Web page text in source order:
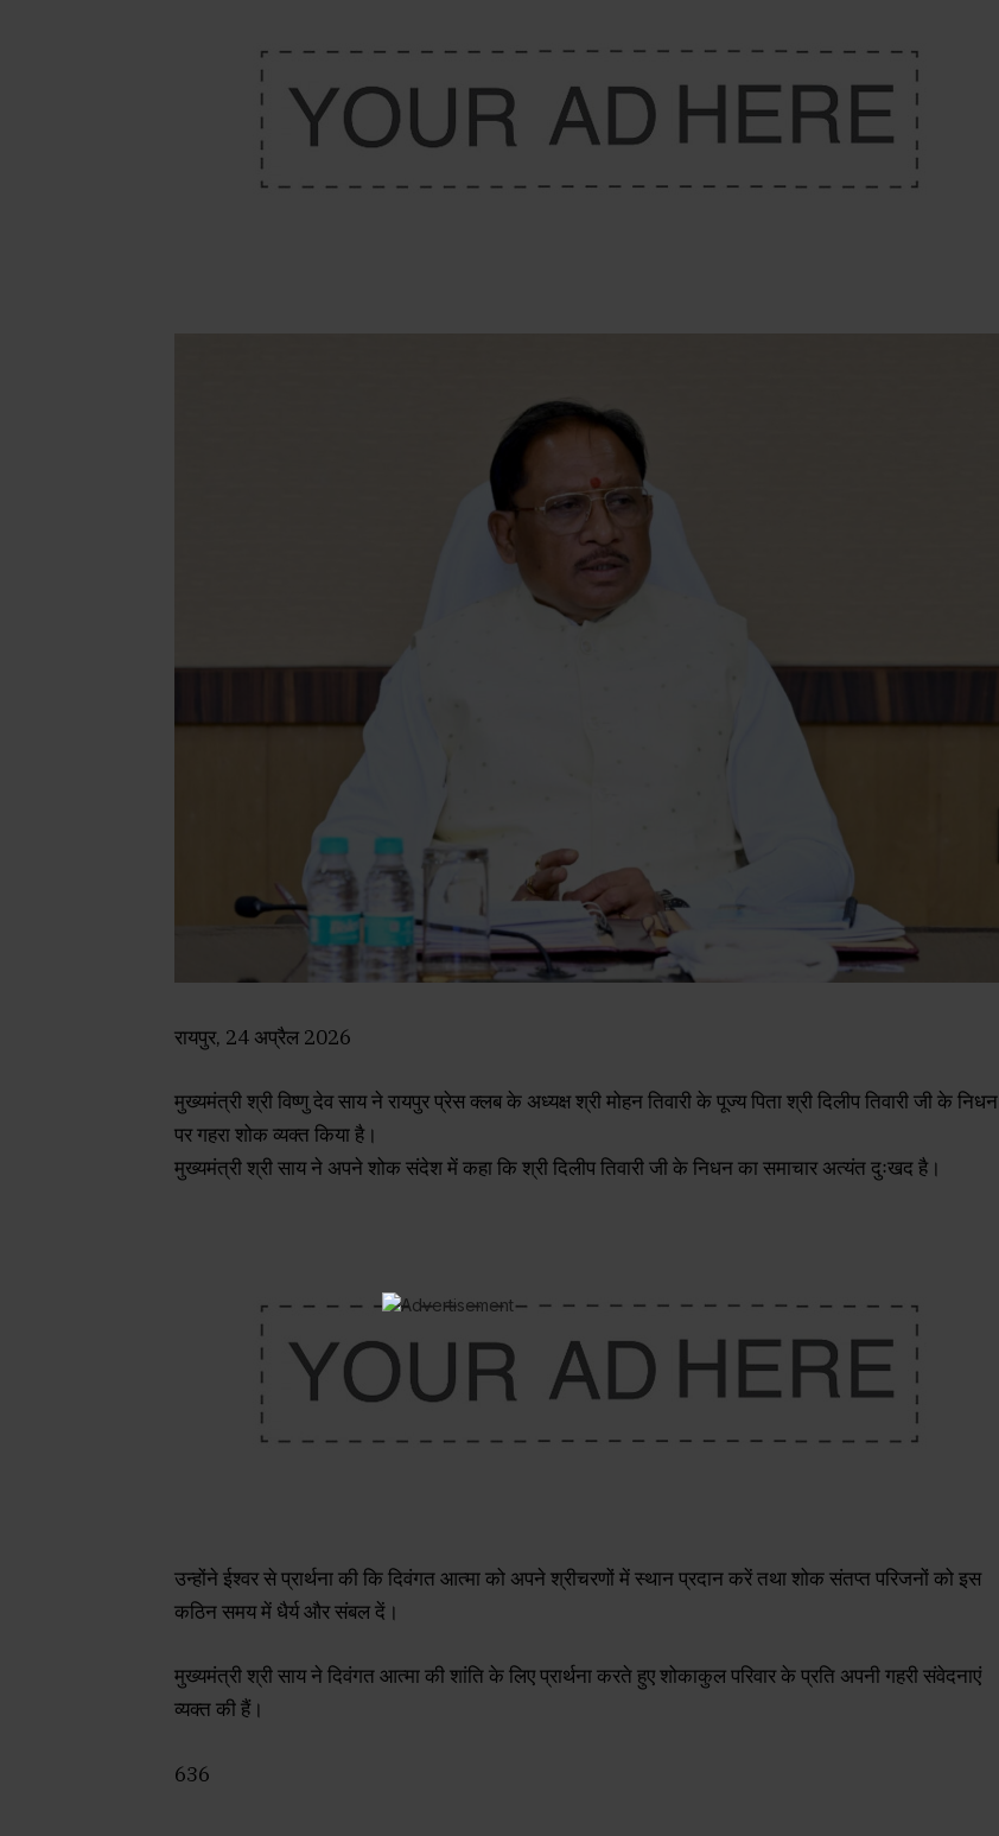
रायपुर, 24 अप्रैल 2026
मुख्यमंत्री श्री विष्णु देव साय ने रायपुर प्रेस क्लब के अध्यक्ष श्री मोहन तिवारी के पूज्य पिता श्री दिलीप तिवारी जी के निधन
पर गहरा शोक व्यक्त किया है।
मुख्यमंत्री श्री साय ने अपने शोक संदेश में कहा कि श्री दिलीप तिवारी जी के निधन का समाचार अत्यंत दुःखद है।
उन्होंने ईश्वर से प्रार्थना की कि दिवंगत आत्मा को अपने श्रीचरणों में स्थान प्रदान करें तथा शोक संतप्त परिजनों को इस
कठिन समय में धैर्य और संबल दें।
मुख्यमंत्री श्री साय ने दिवंगत आत्मा की शांति के लिए प्रार्थना करते हुए शोकाकुल परिवार के प्रति अपनी गहरी संवेदनाएं
व्यक्त की हैं।
636